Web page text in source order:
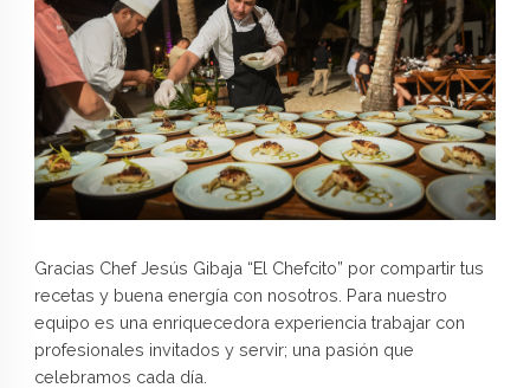
Gracias Chef Jesús Gibaja “El Chefcito” por compartir tus
recetas y buena energía con nosotros. Para nuestro
equipo es una enriquecedora experiencia trabajar con
profesionales invitados y servir; una pasión que
celebramos cada día.